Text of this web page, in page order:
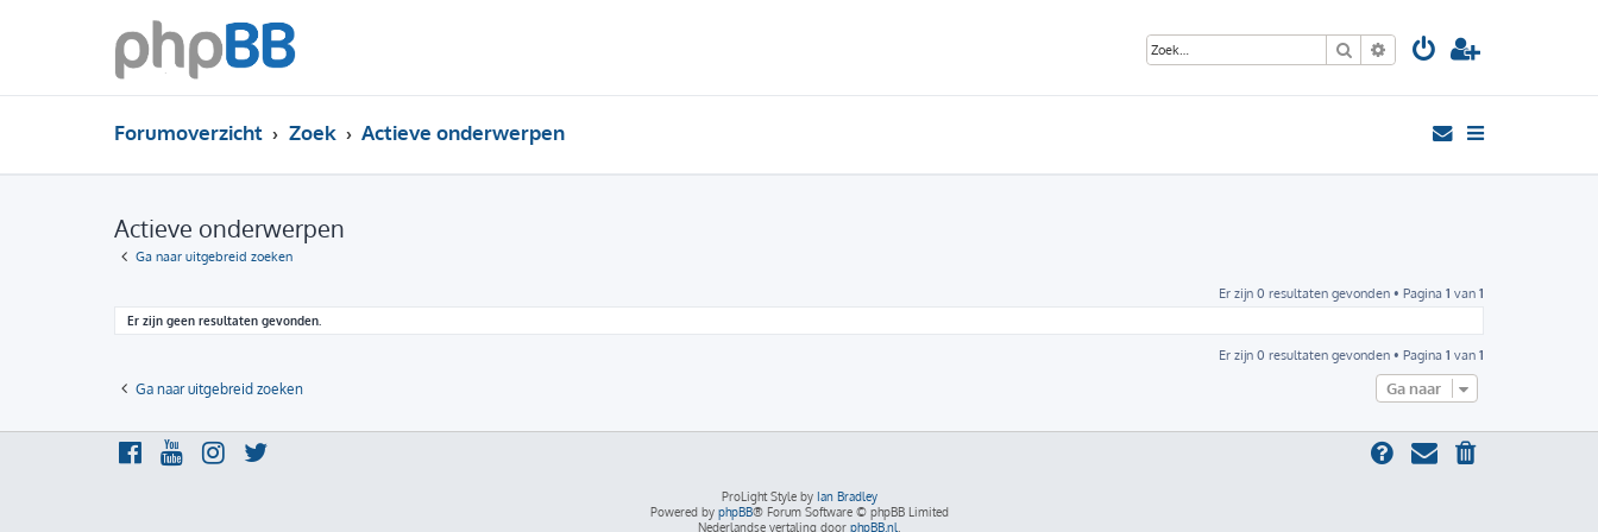
Zoek Uitgebreid zoeken
Forumoverzicht Zoek Actieve onderwerpen
Actieve onderwerpen
Ga naar uitgebreid zoeken
Er zijn 0 resultaten gevonden • Pagina 1 van 1
Er zijn geen resultaten gevonden.
Er zijn 0 resultaten gevonden • Pagina 1 van 1
Ga naar uitgebreid zoeken Ga naar
ProLight Style by Ian Bradley
Powered by phpBB® Forum Software © phpBB Limited
Nederlandse vertaling door phpBB.nl